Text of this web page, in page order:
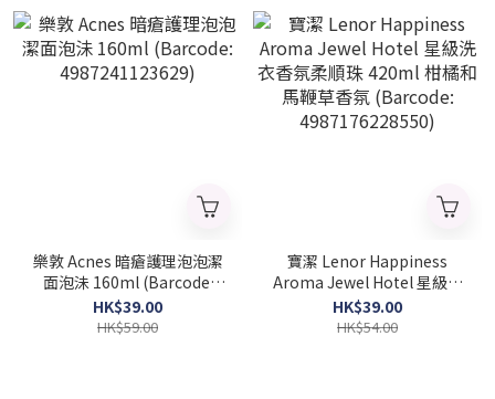
樂敦 Acnes 暗瘡護理泡泡潔
面泡沬 160ml (Barcode:
4987241123629)
HK$39.00
HK$59.00
寶潔 Lenor Happiness
Aroma Jewel Hotel 星級洗
衣香氛柔順珠 420ml 柑橘和
馬鞭草香氛 (Barcode:
HK$39.00
HK$54.00